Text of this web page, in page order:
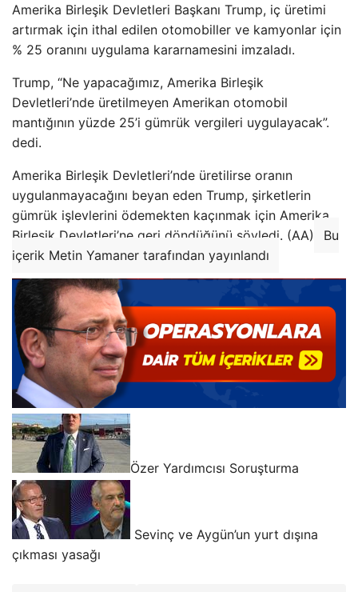
Amerika Birleşik Devletleri Başkanı Trump, iç üretimi
artırmak için ithal edilen otomobiller ve kamyonlar için
% 25 oranını uygulama kararnamesini imzaladı.
Trump, “Ne yapacağımız, Amerika Birleşik
Devletleri’nde üretilmeyen Amerikan otomobil
mantığının yüzde 25’i gümrük vergileri uygulayacak”.
dedi.
Amerika Birleşik Devletleri’nde üretilirse oranın
uygulanmayacağını beyan eden Trump, şirketlerin
gümrük işlevlerini ödemekten kaçınmak için Amerika
Birleşik Devletleri’ne geri döndüğünü söyledi. (AA)
Bu
içerik Metin Yamaner tarafından yayınlandı
Özer Yardımcısı Soruşturma
Sevinç ve Aygün’un yurt dışına
çıkması yasağı